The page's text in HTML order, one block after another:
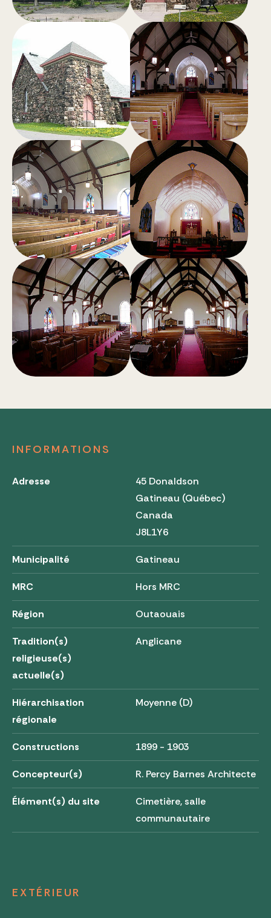
INFORMATIONS
Adresse
45 Donaldson
Gatineau (Québec)
Canada
J8L1Y6
Municipalité Gatineau
MRC Hors MRC
Région Outaouais
Tradition(s)
religieuse(s)
actuelle(s)
Anglicane
Hiérarchisation
régionale
Moyenne (D)
Constructions 1899 - 1903
Concepteur(s) R. Percy Barnes Architecte
Élément(s) du site
Cimetière, salle
communautaire
EXTÉRIEUR